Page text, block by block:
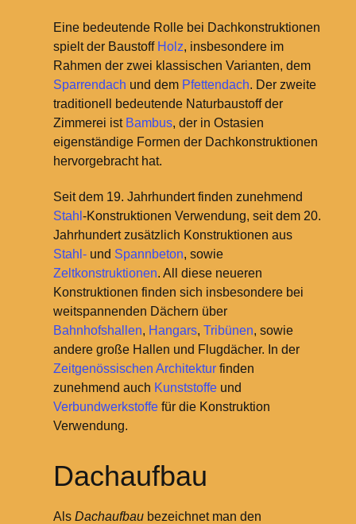
Eine bedeutende Rolle bei Dachkonstruktionen
spielt der Baustoff Holz, insbesondere im
Rahmen der zwei klassischen Varianten, dem
Sparrendach und dem Pfettendach. Der zweite
traditionell bedeutende Naturbaustoff der
Zimmerei ist Bambus, der in Ostasien
eigenständige Formen der Dachkonstruktionen
hervorgebracht hat.
Seit dem 19. Jahrhundert finden zunehmend
Stahl -Konstruktionen Verwendung, seit dem 20.
Jahrhundert zusätzlich Konstruktionen aus
Stahl-und Spannbeton, sowie
Zeltkonstruktionen. All diese neueren
Konstruktionen finden sich insbesondere bei
weitspannenden Dächern über
Bahnhofshallen, Hangars, Tribünen, sowie
andere große Hallen und Flugdächer. In der
Zeitgenössischen Architekturfinden
zunehmend auch Kunststoffeund
Verbundwerkstoffefür die Konstruktion
Verwendung.
Dachaufbau
Als Dachaufbaubezeichnet man den